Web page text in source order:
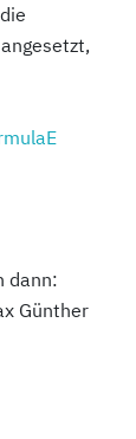
dann:
Günther